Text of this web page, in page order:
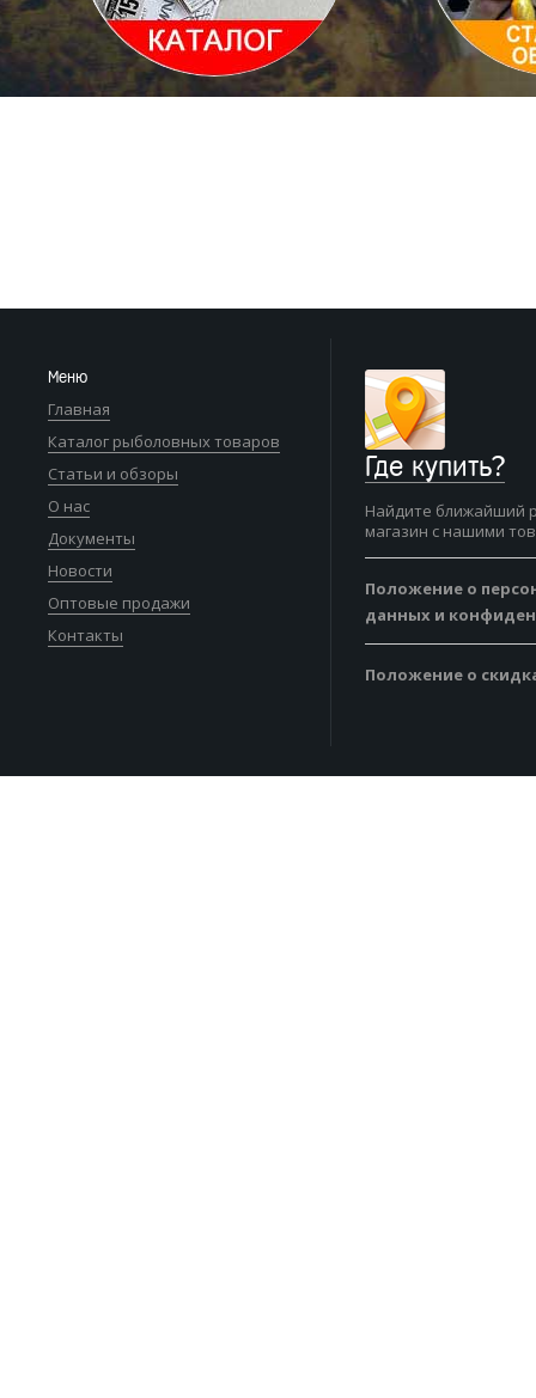
Меню
Главная
Каталог рыболовных товаров
Статьи и обзоры
О нас
Документы
Новости
Оптовые продажи
Контакты
Где купить?
Найдите ближайший
магазин с нашими
Положение о
данных и
Положение о